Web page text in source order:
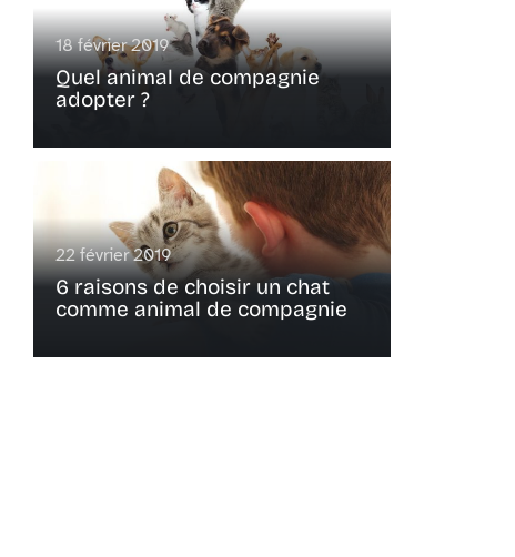
18 février 2019
Quel animal de compagnie
adopter ?
22 février 2019
6 raisons de choisir un chat
comme animal de compagnie